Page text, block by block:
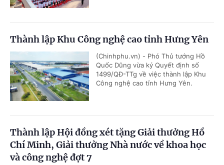
Thành lập Khu Công nghệ cao tỉnh Hưng Yên
(Chinhphu.vn) - Phó Thủ tướng Hồ
Quốc Dũng vừa ký Quyết định số
1499/QĐ-TTg về việc thành lập Khu
Công nghệ cao tỉnh Hưng Yên.
Thành lập Hội đồng xét tặng Giải thưởng Hồ
Chí Minh, Giải thưởng Nhà nước về khoa học
và công nghệ đợt 7